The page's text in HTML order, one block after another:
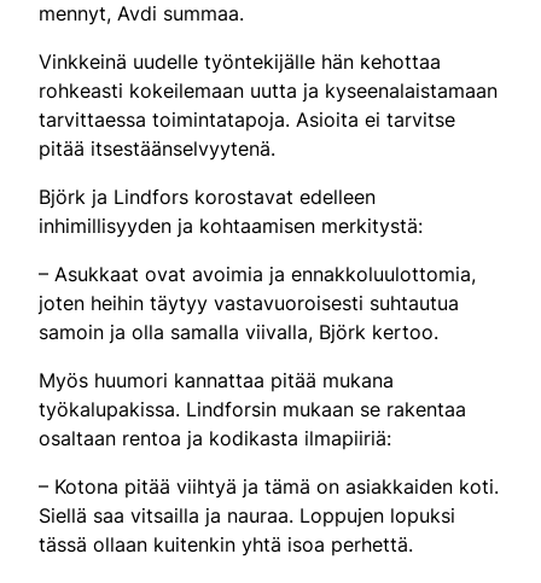
mennyt, Avdi summaa.
Vinkkeinä uudelle työntekijälle hän kehottaa
rohkeasti kokeilemaan uutta ja kyseenalaistamaan
tarvittaessa toimintatapoja. Asioita ei tarvitse
pitää itsestäänselvyytenä.
Björk ja Lindfors korostavat edelleen
inhimillisyyden ja kohtaamisen merkitystä:
– Asukkaat ovat avoimia ja ennakkoluulottomia,
joten heihin täytyy vastavuoroisesti suhtautua
samoin ja olla samalla viivalla, Björk kertoo.
Myös huumori kannattaa pitää mukana
työkalupakissa. Lindforsin mukaan se rakentaa
osaltaan rentoa ja kodikasta ilmapiiriä:
– Kotona pitää viihtyä ja tämä on asiakkaiden koti.
Siellä saa vitsailla ja nauraa. Loppujen lopuksi
tässä ollaan kuitenkin yhtä isoa perhettä.